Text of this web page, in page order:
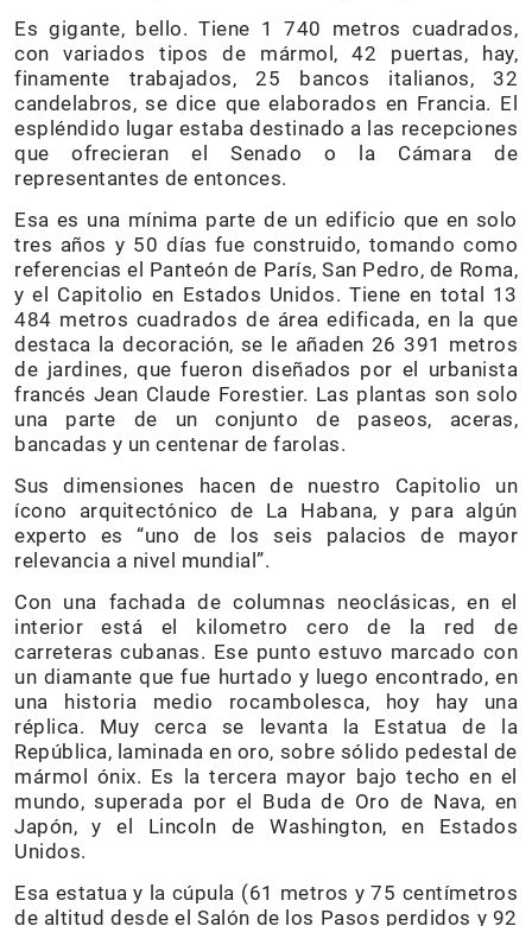
Es gigante, bello. Tiene 1 740 metros cuadrados,
con variados tipos de mármol, 42 puertas, hay,
finamente trabajados, 25 bancos italianos, 32
candelabros, se dice que elaborados en Francia. El
espléndido lugar estaba destinado a las recepciones
que ofrecieran el Senado o la Cámara de
representantes de entonces.
Esa es una mínima parte de un edificio que en solo
tres años y 50 días fue construido, tomando como
referencias el Panteón de París, San Pedro, de Roma,
y el Capitolio en Estados Unidos. Tiene en total 13
484 metros cuadrados de área edificada, en la que
destaca la decoración, se le añaden 26 391 metros
de jardines, que fueron diseñados por el urbanista
francés Jean Claude Forestier. Las plantas son solo
una parte de un conjunto de paseos, aceras,
bancadas y un centenar de farolas.
Sus dimensiones hacen de nuestro Capitolio un
ícono arquitectónico de La Habana, y para algún
experto es “uno de los seis palacios de mayor
relevancia a nivel mundial”.
Con una fachada de columnas neoclásicas, en el
interior está el kilometro cero de la red de
carreteras cubanas. Ese punto estuvo marcado con
un diamante que fue hurtado y luego encontrado, en
una historia medio rocambolesca, hoy hay una
réplica. Muy cerca se levanta la Estatua de la
República, laminada en oro, sobre sólido pedestal de
mármol ónix. Es la tercera mayor bajo techo en el
mundo, superada por el Buda de Oro de Nava, en
Japón, y el Lincoln de Washington, en Estados
Unidos.
Esa estatua y la cúpula (61 metros y 75 centímetros
de altitud desde el Salón de los Pasos perdidos y 92